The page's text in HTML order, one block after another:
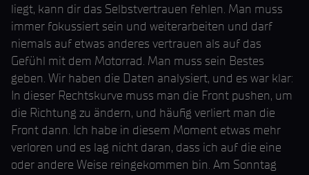
liegt, kann dir das Selbstvertrauen fehlen. Man muss
immer fokussiert sein und weiterarbeiten und darf
niemals auf etwas anderes vertrauen als auf das
Gefühl mit dem Motorrad. Man muss sein Bestes
geben. Wir haben die Daten analysiert, und es war klar:
In dieser Rechtskurve muss man die Front pushen, um
die Richtung zu ändern, und häufig verliert man die
Front dann. Ich habe in diesem Moment etwas mehr
verloren und es lag nicht daran, dass ich auf die eine
oder andere Weise reingekommen bin. Am Sonntag